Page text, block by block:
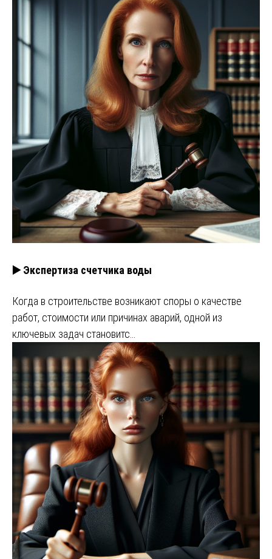
▶️ Экспертиза счетчика воды
Когда в строительстве возникают споры о качестве
работ, стоимости или причинах аварий, одной из
ключевых задач становитс…